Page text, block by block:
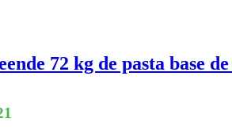
72 kg de pasta base